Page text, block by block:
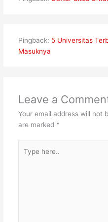
Pingback: 5 Universitas
Masuknya
Leave a
Your email address will not
are marked *
here..